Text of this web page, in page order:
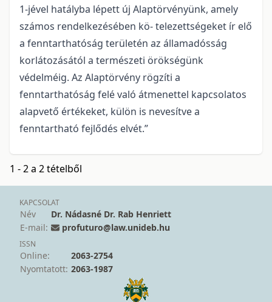
1-jével hatályba lépett új Alaptörvényünk, amely
számos rendelkezésében kö- telezettségeket ír elő
a fenntarthatóság területén az államadósság
korlátozásától a természeti örökségünk
védelméig. Az Alaptörvény rögzíti a
fenntarthatóság felé való átmenettel kapcsolatos
alapvető értékeket, külön is nevesítve a
fenntartható fejlődés elvét.”
1 - 2 a 2 tételből
KAPCSOLAT
Név
Dr. Nádasné Dr. Rab Henriett
E-mail:
profuturo@law.unideb.hu
ISSN
Online:
2063-2754
Nyomtatott: 2063-1987